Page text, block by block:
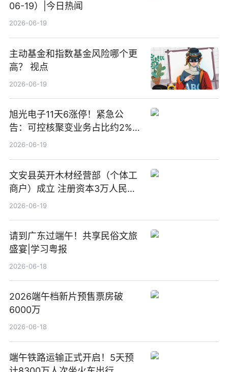
06-19）|今日热闻
2026-06-19
主动基金和指数基金风险哪个更
高？ 视点
2026-06-19
旭光电子11天6涨停！紧急公
告：可控核聚变业务占比约2%！
前沿热点
2026-06-19
文安县英开木材经营部（个体工
商户）成立 注册资本3万人民币
新要闻
2026-06-19
请到广东过端午！共享民俗文旅
盛宴|学习粤报
2026-06-18
2026端午档新片预售票房破
6000万
2026-06-18
端午铁路运输正式开启！5天预